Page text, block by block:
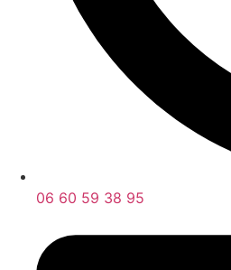
06 60 59 38 95